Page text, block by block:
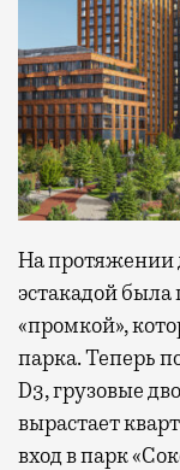
На протяжении
эстакадой
«промкой»,
парка. Теперь
D3, грузовые
вырастает
вход в парк